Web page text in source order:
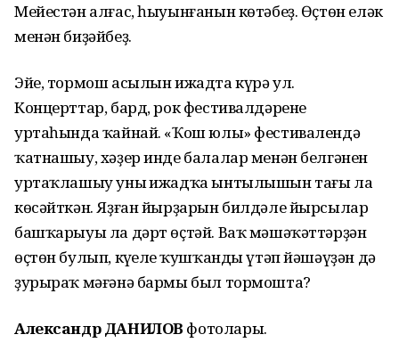
Мейестән алғас, һыуынғанын көтәбеҙ. Өҫтөн еләк
менән биҙәйбеҙ.
Эйе, тормош асылын ижадта күрә ул.
Концерттар, бард, рок фестивалдәренең
уртаһында ҡайнай. «Ҡош юлы» фестивалендә
ҡатнашыу, хәҙер инде балалар менән белгәнен
уртаҡлашыу уның ижадҡа ынтылышын тағы ла
көсәйткән. Яҙған йырҙарын билдәле йырсылар
башҡарыуы ла дәрт өҫтәй. Ваҡ мәшәҡәттәрҙән
өҫтөн булып, күңелең ҡушҡанды үтәп йәшәүҙән дә
ҙурыраҡ мәғәнә бармы был тормошта?
Александр ДАНИЛОВ фотолары.